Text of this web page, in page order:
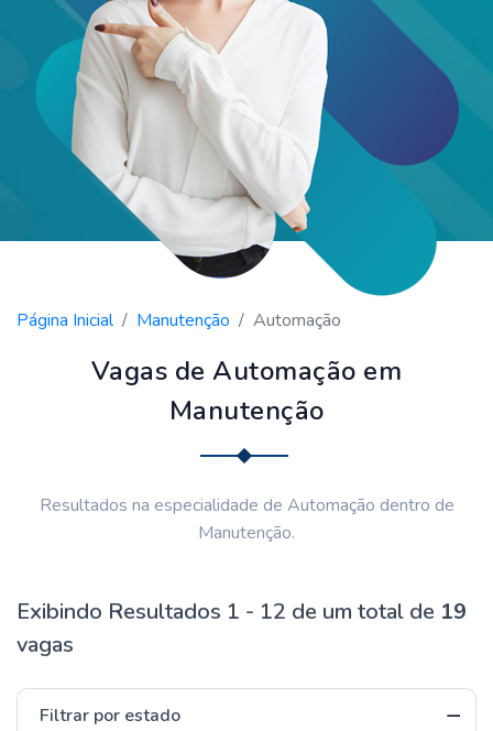
Página Inicial Manutenção Automação
Vagas de Automação em
Manutenção
Resultados na especialidade de Automação dentro de
Manutenção.
Exibindo Resultados 1 - 12 de um total de 19
vagas
Filtrar por estado